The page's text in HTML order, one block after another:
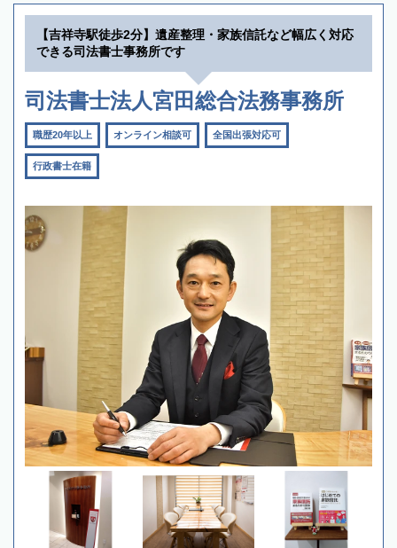
【吉祥寺駅徒歩2分】遺産整理・家族信託など幅広く対応
できる司法書士事務所です
司法書士法人宮田総合法務事務所
職歴20年以上 オンライン相談可 全国出張対応可
行政書士在籍